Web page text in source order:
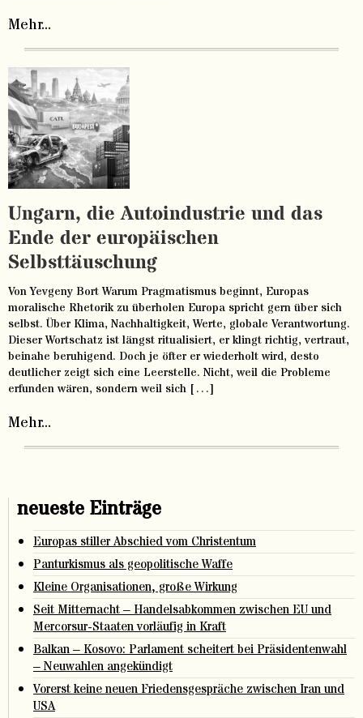
Mehr...
Ungarn, die Autoindustrie und das
Ende der europäischen
Selbsttäuschung
Von Yevgeny Bort Warum Pragmatismus beginnt, Europas
moralische Rhetorik zu überholen Europa spricht gern über sich
selbst. Über Klima, Nachhaltigkeit, Werte, globale Verantwortung.
Dieser Wortschatz ist längst ritualisiert, er klingt richtig, vertraut,
beinahe beruhigend. Doch je öfter er wiederholt wird, desto
deutlicher zeigt sich eine Leerstelle. Nicht, weil die Probleme
erfunden wären, sondern weil sich […]
Mehr...
neueste Einträge
Europas stiller Abschied vom Christentum
Panturkismus als geopolitische Waffe
Kleine Organisationen, große Wirkung
Seit Mitternacht – Handelsabkommen zwischen EU und
Mercorsur-Staaten vorläufig in Kraft
Balkan – Kosovo: Parlament scheitert bei Präsidentenwahl
– Neuwahlen angekündigt
Vorerst keine neuen Friedensgespräche zwischen Iran und
USA